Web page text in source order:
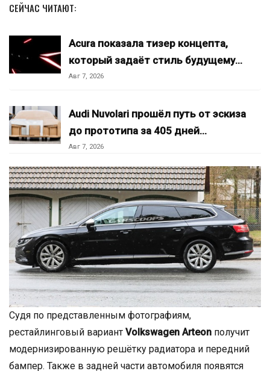
СЕЙЧАС ЧИТАЮТ:
Acura показала тизер концепта,
который задаёт стиль будущему…
Авг 7, 2026
Audi Nuvolari прошёл путь от эскиза
до прототипа за 405 дней…
Авг 7, 2026
Судя по представленным фотографиям,
рестайлинговый вариант Volkswagen Arteon получит
модернизированную решётку радиатора и передний
бампер. Также в задней части автомобиля появятся